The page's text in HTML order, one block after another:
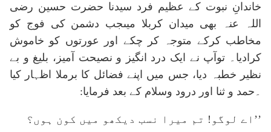
خاندانِ نبوت کے عظیم فرد سیدنا حضرت حسین رضی
اللہ عنہ بھی میدان کربلا میںجب دشمن کی فوج کو
مخاطب کرکے متوجہ کر چکے اور عورتوں کو خاموش
کرادیا۔ توآپ نے ایک درد انگیز و نصیحت آمیز، بلیغ و بے
نظیر خطبہ دیا، جس میں اپنے فضائل کا برملا اظہار کیا
۔حمد و ثنا اور درود وسلام کے بعد فرمایا:
’’اے لوگو! تم میرا نسب دیکھو میں کون ہوں؟